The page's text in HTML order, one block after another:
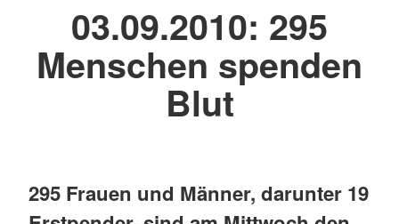
03.09.2010: 295
Menschen spenden
Blut
295 Frauen und Männer, darunter 19